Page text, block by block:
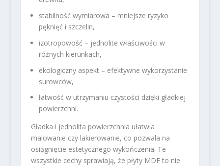
stabilność wymiarowa – mniejsze ryzyko
pęknięć i szczelin,
izotropowość – jednolite właściwości w
różnych kierunkach,
ekologiczny aspekt – efektywne wykorzystanie
surowców,
łatwość w utrzymaniu czystości dzięki gładkiej
powierzchni.
Gładka i jednolita powierzchnia ułatwia
malowanie czy lakierowanie, co pozwala na
osiągnięcie estetycznego wykończenia. Te
wszystkie cechy sprawiają, że płyty MDF to nie